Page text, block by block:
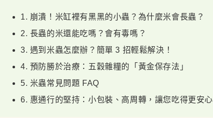
1. 崩潰！米缸裡有黑黑的小蟲？為什麼米會長蟲？
2. 長蟲的米還能吃嗎？會有毒嗎？
3. 遇到米蟲怎麼辦？簡單 3 招輕鬆解決！
4. 預防勝於治療：五穀雜糧的「黃金保存法」
5. 米蟲常見問題 FAQ
6. 惠通行的堅持：小包裝、高周轉，讓您吃得更安心